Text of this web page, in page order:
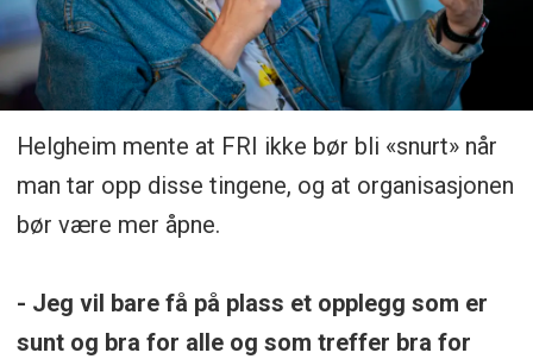
Helgheim mente at FRI ikke bør bli «snurt» når
man tar opp disse tingene, og at organisasjonen
bør være mer åpne.
- Jeg vil bare få på plass et opplegg som er
sunt og bra for alle og som treffer bra for